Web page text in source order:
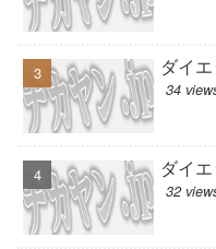
ダイ
34
ダイ
32